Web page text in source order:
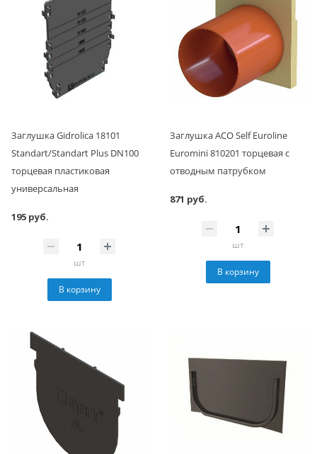
Заглушка Gidrolica 18101
Standart/Standart Plus DN100
торцевая пластиковая
универсальная
195 руб.
шт
В корзину
Заглушка ACO Self Euroline
Euromini 810201 торцевая с
отводным патрубком
871 руб.
шт
В корзину